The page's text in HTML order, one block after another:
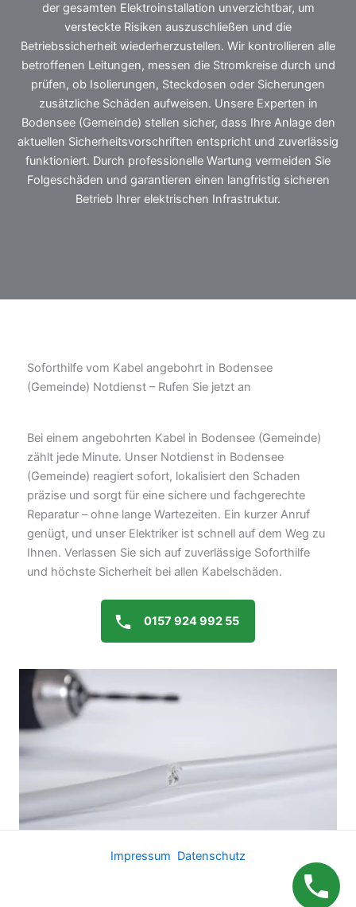
der gesamten Elektroinstallation unverzichtbar, um
versteckte Risiken auszuschließen und die
Betriebssicherheit wiederherzustellen. Wir kontrollieren alle
betroffenen Leitungen, messen die Stromkreise durch und
prüfen, ob Isolierungen, Steckdosen oder Sicherungen
zusätzliche Schäden aufweisen. Unsere Experten in
Bodensee (Gemeinde) stellen sicher, dass Ihre Anlage den
aktuellen Sicherheitsvorschriften entspricht und zuverlässig
funktioniert. Durch professionelle Wartung vermeiden Sie
Folgeschäden und garantieren einen langfristig sicheren
Betrieb Ihrer elektrischen Infrastruktur.
Soforthilfe vom Kabel angebohrt in Bodensee
(Gemeinde) Notdienst – Rufen Sie jetzt an
Bei einem angebohrten Kabel in Bodensee (Gemeinde)
zählt jede Minute. Unser Notdienst in Bodensee
(Gemeinde) reagiert sofort, lokalisiert den Schaden
präzise und sorgt für eine sichere und fachgerechte
Reparatur – ohne lange Wartezeiten. Ein kurzer Anruf
genügt, und unser Elektriker ist schnell auf dem Weg zu
Ihnen. Verlassen Sie sich auf zuverlässige Soforthilfe
und höchste Sicherheit bei allen Kabelschäden.
0157 924 992 55
Impressum Datenschutz